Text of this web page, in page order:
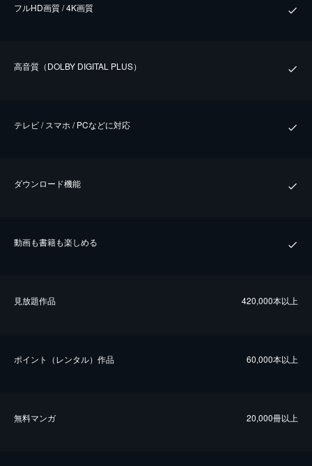
フルHD画質 / 4K画質
⾼⾳質（DOLBY DIGITAL PLUS）
テレビ / スマホ / PCなどに対応
ダウンロード機能
動画も書籍も楽しめる
⾒放題作品 420,000本以上
ポイント（レンタル）作品 60,000本以上
無料マンガ 20,000冊以上